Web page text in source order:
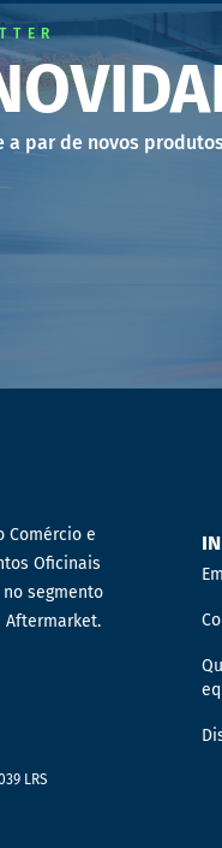
par de novos
Comércio e
Oficinais
segmento
Aftermarket.
LRS